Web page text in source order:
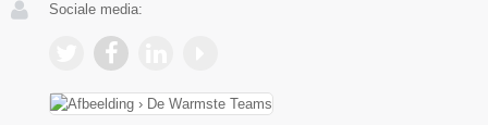
Sociale media: